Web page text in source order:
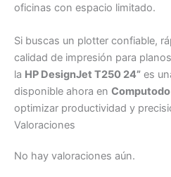
oficinas con espacio limitado.
Si buscas un plotter confiable,
calidad de impresión para
la HP DesignJet T250 24” es
disponible ahora en
optimizar productividad y
Valoraciones
No hay valoraciones aún.